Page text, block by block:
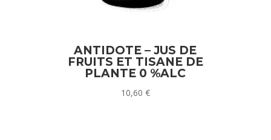
ANTIDOTE – JUS DE
FRUITS ET TISANE DE
PLANTE 0 %ALC
10,60 €